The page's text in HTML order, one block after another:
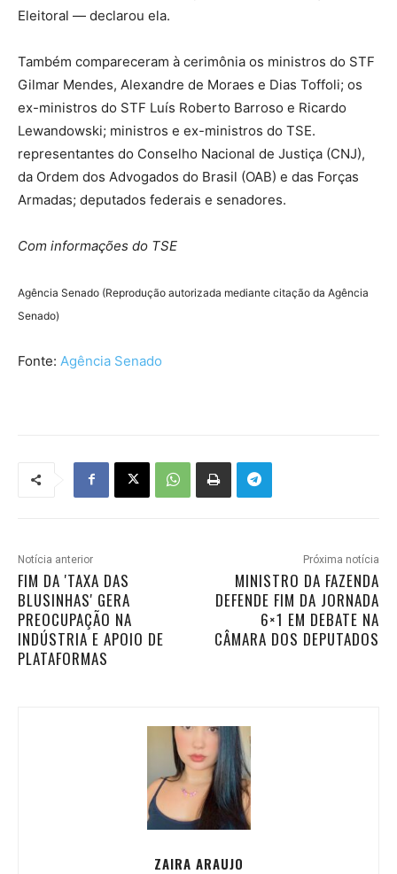
Eleitoral — declarou ela.
Também compareceram à cerimônia os ministros do STF
Gilmar Mendes, Alexandre de Moraes e Dias Toffoli; os
ex-ministros do STF Luís Roberto Barroso e Ricardo
Lewandowski; ministros e ex-ministros do TSE.
representantes do Conselho Nacional de Justiça (CNJ),
da Ordem dos Advogados do Brasil (OAB) e das Forças
Armadas; deputados federais e senadores.
Com informações do TSE
Agência Senado (Reprodução autorizada mediante citação da Agência
Senado)
Fonte: Agência Senado
Notícia anterior
FIM DA 'TAXA DAS
BLUSINHAS' GERA
PREOCUPAÇÃO NA
INDÚSTRIA E APOIO DE
PLATAFORMAS
Próxima notícia
MINISTRO DA FAZENDA
DEFENDE FIM DA JORNADA
6×1 EM DEBATE NA
CÂMARA DOS DEPUTADOS
ZAIRA ARAUJO